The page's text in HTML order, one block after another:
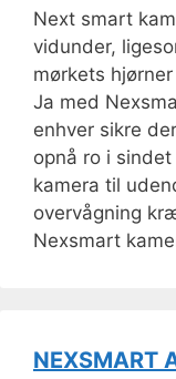
Next smart
vidunder,
mørkets
Ja med
enhver sikre
opnå ro i
kamera til
overvågning
Nexsmart
NEXSMART